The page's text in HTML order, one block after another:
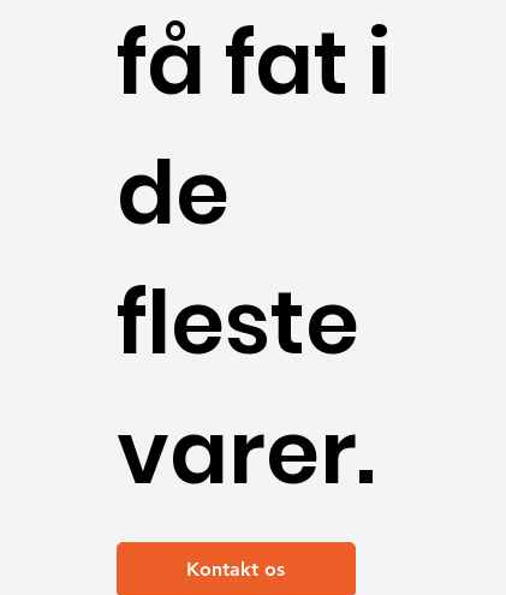
få fat i
de
fleste
varer.
Kontakt os